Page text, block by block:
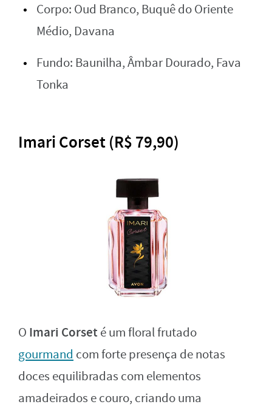
Corpo: Oud Branco, Buquê do Oriente
Médio, Davana
Fundo: Baunilha, Âmbar Dourado, Fava
Tonka
Imari Corset (R$ 79,90)
O Imari Corset é um floral frutado
gourmand com forte presença de notas
doces equilibradas com elementos
amadeirados e couro, criando uma